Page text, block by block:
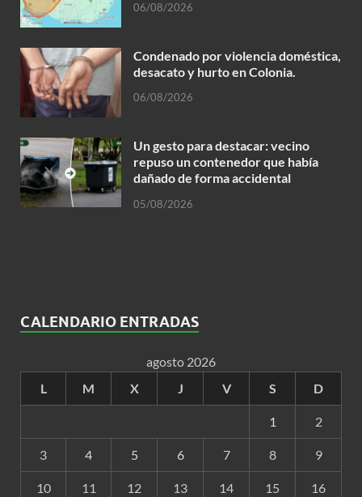
06/08/2026
Condenado por violencia doméstica,
desacato y hurto en Colonia.
06/08/2026
Un gesto para destacar: vecino
repuso un contenedor que había
dañado de forma accidental
05/08/2026
CALENDARIO ENTRADAS
agosto 2026
L
M X J V S D
1 2
3 4 5 6 7 8 9
10 11 12 13 14 15 16